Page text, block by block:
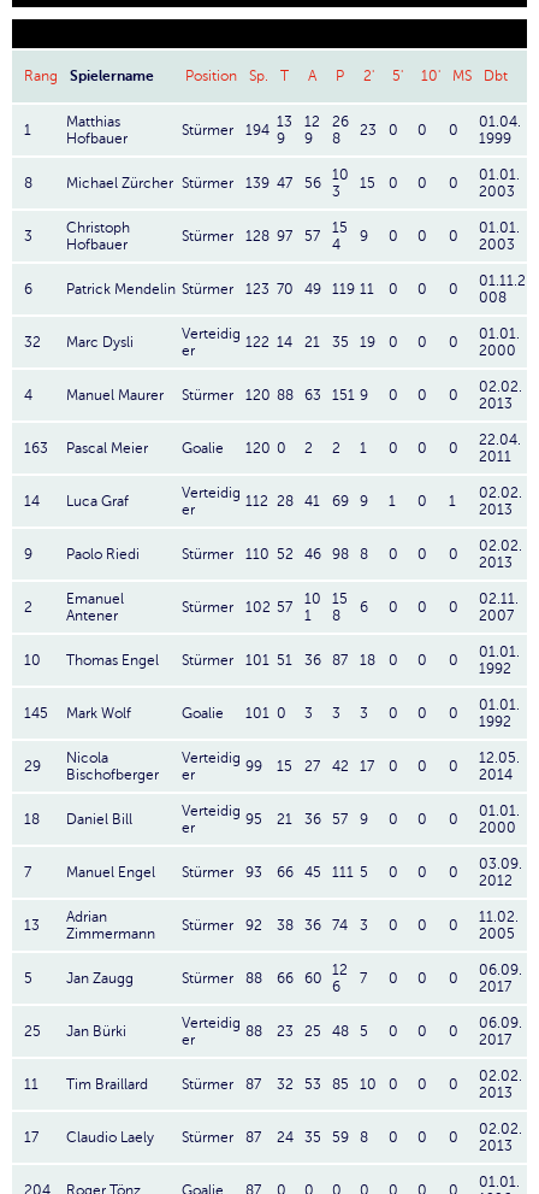
Rang Spielername Position Sp. T A P 2' 5' 10' MS Dbt
1
Matthias
Hofbauer
Stürmer 194 13
9
12
9
26
8
23 0 0 0
01.04.
1999
8 Michael Zürcher Stürmer 139 47 56
10
3
15 0 0 0
01.01.
2003
3
Christoph
Hofbauer
Stürmer 128 97 57
15
4
9 0 0 0
01.01.
2003
6 Patrick Mendelin Stürmer 123 70 49 119 11 0 0 0
01.11.2
008
32 Marc Dysli
Verteidig
er
122 14 21 35 19 0 0 0
01.01.
2000
4 Manuel Maurer Stürmer 120 88 63 151 9 0 0 0
02.02.
2013
163 Pascal Meier Goalie 120 0 2 2 1 0 0 0
22.04.
2011
14 Luca Graf
Verteidig
er
112 28 41 69 9 1 0 1
02.02.
2013
9 Paolo Riedi Stürmer 110 52 46 98 8 0 0 0
02.02.
2013
2
Emanuel
Antener
Stürmer 102 57
10
1
15
8
6 0 0 0
02.11.
2007
10 Thomas Engel Stürmer 101 51 36 87 18 0 0 0
01.01.
1992
145 Mark Wolf Goalie 101 0 3 3 3 0 0 0
01.01.
1992
29
Nicola
Bischofberger
Verteidig
er
99 15 27 42 17 0 0 0
12.05.
2014
18 Daniel Bill
Verteidig
er
95 21 36 57 9 0 0 0
01.01.
2000
7 Manuel Engel Stürmer 93 66 45 111 5 0 0 0
03.09.
2012
13
Adrian
Zimmermann
Stürmer 92 38 36 74 3 0 0 0
11.02.
2005
5 Jan Zaugg Stürmer 88 66 60
12
6
7 0 0 0
06.09.
2017
25 Jan Bürki
Verteidig
er
88 23 25 48 5 0 0 0
06.09.
2017
11 Tim Braillard Stürmer 87 32 53 85 10 0 0 0
02.02.
2013
17 Claudio Laely Stürmer 87 24 35 59 8 0 0 0
02.02.
2013
204 Roger Tönz Goalie 87 0 0 0 0 0 0 0
01.01.